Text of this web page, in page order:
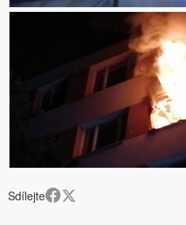
Sdílejte